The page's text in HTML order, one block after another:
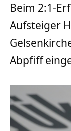
Beim 2:1-
Aufsteiger
Abpfiff